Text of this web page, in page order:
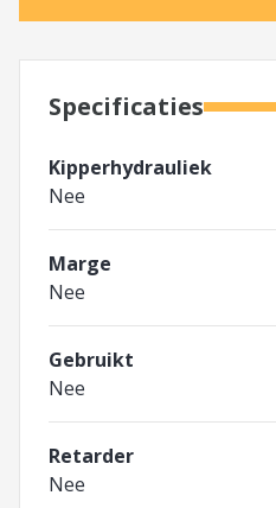
Specificaties
Kipperhydrauliek
Nee
Marge
Nee
Gebruikt
Nee
Retarder
Nee